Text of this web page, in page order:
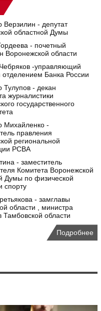
Верзилин - депутат
областной Думы
- почетный
Воронежской области
-управляющий
отделением Банка России
Тулупов - декан
журналистики
государственного
Михайленко -
правления
региональной
РСВА
- заместитель
Комитета Воронежской
Думы по физической
спорту
- замглавы
области , министра
области
Подробнее